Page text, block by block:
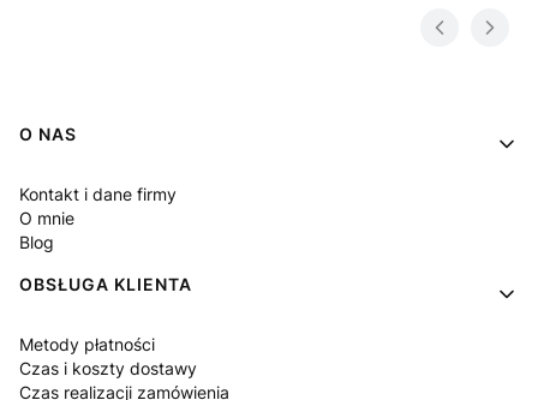
Linki w stopce
O NAS
Kontakt i dane firmy
O mnie
Blog
OBSŁUGA KLIENTA
Metody płatności
Czas i koszty dostawy
Czas realizacji zamówienia